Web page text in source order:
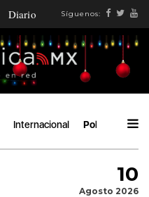
Diario Síguenos:
Internacional Política
10
Agosto 2026